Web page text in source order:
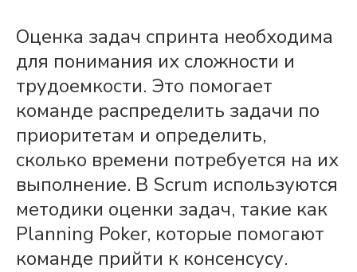
Оценка задач спринта необходима
для понимания их сложности и
трудоемкости. Это помогает
команде распределить задачи по
приоритетам и определить,
сколько времени потребуется на их
выполнение. В Scrum используются
методики оценки задач, такие как
Planning Poker, которые помогают
команде прийти к консенсусу.